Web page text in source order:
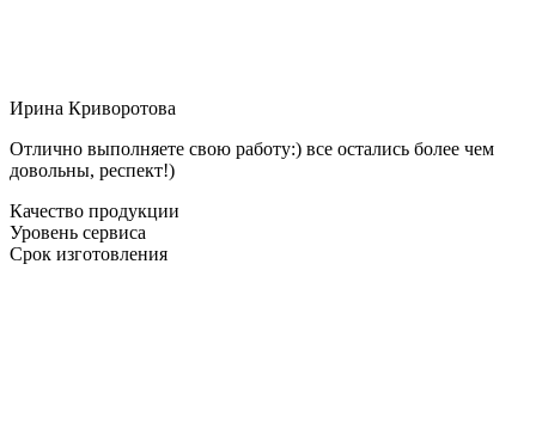
Ирина Криворотова
Отлично выполняете свою работу:) все остались более чем
довольны, респект!)
Качество продукции
Уровень сервиса
Срок изготовления